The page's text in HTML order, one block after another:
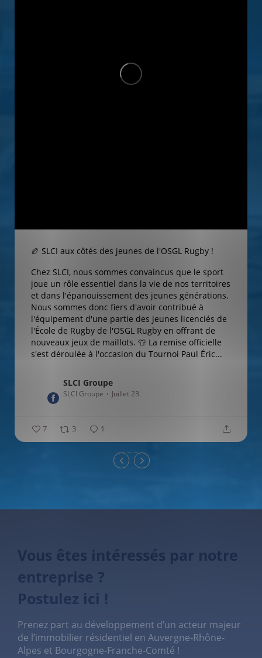
🏉 SLCI aux côtés des jeunes de l'OSGL Rugby !
Chez SLCI, nous sommes convaincus que le sport
joue un rôle essentiel dans la vie de nos territoires
et dans l'épanouissement des jeunes générations.
Nous sommes donc fiers d'avoir contribué à
l'équipement d'une partie des jeunes licenciés de
l'École de Rugby de l'OSGL Rugby en offrant de
nouveaux jeux de maillots. 👕 La remise officielle
s'est déroulée à l'occasion du Tournoi Paul Éric...
SLCI Groupe
SLCI Groupe Juillet 23
7 3 1
Vous êtes intéressés par notre
entreprise ?
Postulez ici !
Prenez part au développement d’un acteur majeur
de l’immobilier résidentiel en Auvergne-Rhône-
Alpes et Bourgogne-Franche-Comté !